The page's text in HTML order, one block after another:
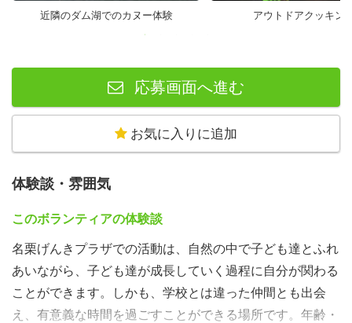
ます。近隣のダム湖でのカヌー体験 アウトドアクッキン
応募画面へ進む
お気に入りに追加
体験談・雰囲気
このボランティアの体験談
名栗げんきプラザでの活動は、自然の中で子ども達とふれ
あいながら、子ども達が成長していく過程に自分が関わる
ことができます。しかも、学校とは違った仲間とも出会
え、有意義な時間を過ごすことができる場所です。年齢・